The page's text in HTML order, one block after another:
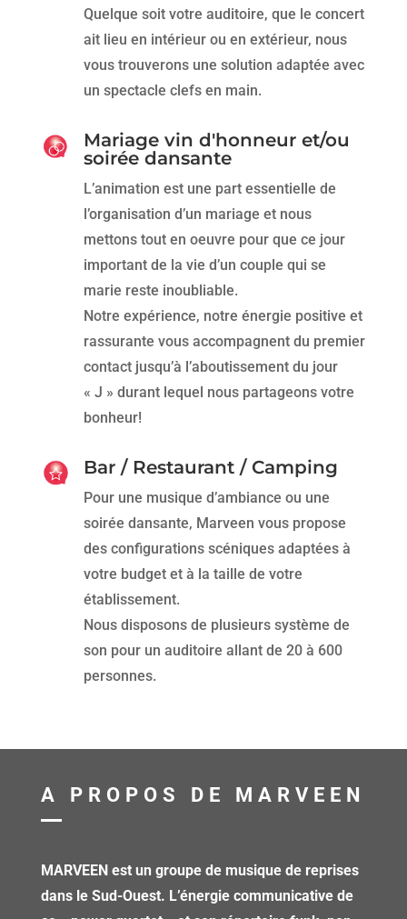
Quelque soit votre auditoire, que le concert
ait lieu en intérieur ou en extérieur, nous
vous trouverons une solution adaptée avec
un spectacle clefs en main.
Mariage vin d'honneur et/ou
soirée dansante
L’animation est une part essentielle de
l’organisation d’un mariage et nous
mettons tout en oeuvre pour que ce jour
important de la vie d’un couple qui se
marie reste inoubliable.
Notre expérience, notre énergie positive et
rassurante vous accompagnent du premier
contact jusqu’à l’aboutissement du jour
« J » durant lequel nous partageons votre
bonheur!
Bar / Restaurant / Camping
Pour une musique d’ambiance ou une
soirée dansante, Marveen vous propose
des configurations scéniques adaptées à
votre budget et à la taille de votre
établissement.
Nous disposons de plusieurs système de
son pour un auditoire allant de 20 à 600
personnes.
A PROPOS DE MARVEEN
MARVEEN est un groupe de musique de reprises
dans le Sud-Ouest. L’énergie communicative de